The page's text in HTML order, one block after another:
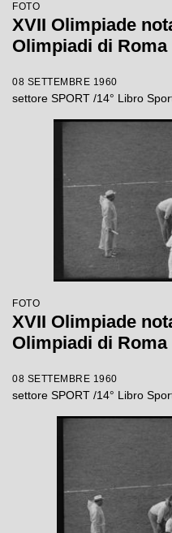
FOTO
XVII Olimpiade
Olimpiadi di Roma
08 SETTEMBRE 1960
settore SPORT /14° Libro
FOTO
XVII Olimpiade
Olimpiadi di Roma
08 SETTEMBRE 1960
settore SPORT /14° Libro